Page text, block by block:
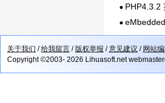
● PHP4.3.2
●
关于我们 /给我留言 /版权举报 /意见建议 / 网站
Copyright ©2003- 2026 Lihuasoft.net